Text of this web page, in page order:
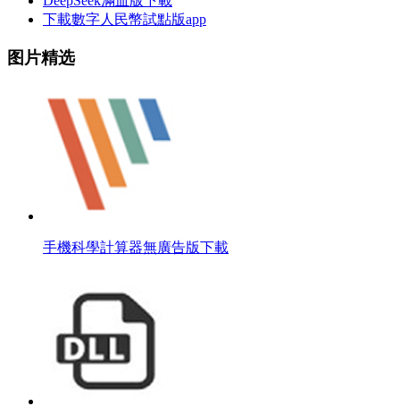
下載數字人民幣試點版app
图片精选
手機科學計算器無廣告版下載